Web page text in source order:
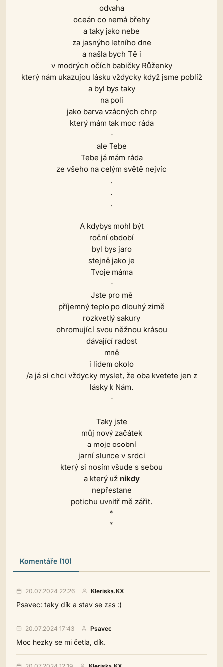
odvaha
oceán co nemá břehy
a taky jako nebe
za jasnýho letního dne
a našla bych Tě i
v modrých očích babičky Růženky
který nám ukazujou lásku vždycky když jsme poblíž
a byl bys taky
na poli
jako barva vzácných chrp
který mám tak moc ráda
-
ale Tebe
Tebe já mám ráda
ze všeho na celým světě nejvíc
.
.
.
A kdybys mohl být
roční období
byl bys jaro
stejně jako je
Tvoje máma
-
Jste pro mě
příjemný teplo po dlouhý zimě
rozkvetlý sakury
ohromující svou něžnou krásou
dávající radost
mně
i lidem okolo
/a já si chci vždycky myslet, že oba kvetete jen z
lásky k Nám.
-
Taky jste
můj nový začátek
a moje osobní
jarní slunce v srdci
který si nosím všude s sebou
a který už nikdy
nepřestane
potichu uvnitř mě zářit.
*
*
Komentáře (10)
20.07.2024 22:26 Kleriska.KX
Psavec: taky dík a stav se zas :)
20.07.2024 17:43 Psavec
Moc hezky se mi četla, dík.